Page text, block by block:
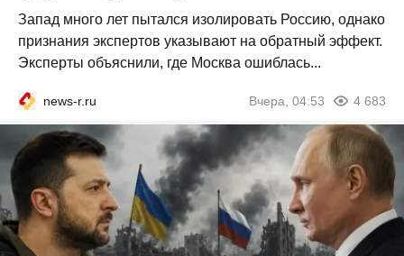
Запад много лет пытался изолировать Россию, однако
признания экспертов указывают на обратный эффект.
Эксперты объяснили, где Москва ошиблась...
news-r.ru Вчера, 04:53 4 683